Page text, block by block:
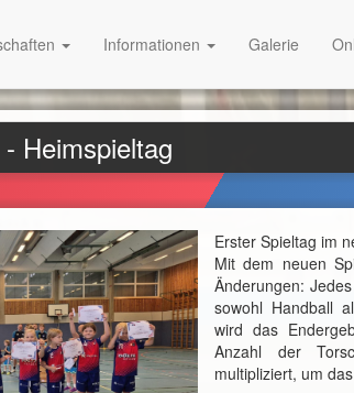
Heimspieltag
Erster Spieltag im
Mit dem neuen
Änderungen:
sowohl Handball
wird das
Anzahl der
multipliziert, um
Informationen Galerie